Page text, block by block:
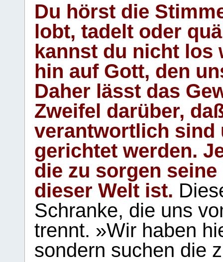
Du hörst die
lobt, tadelt oder
kannst du nicht los
hin auf Gott, den
Daher lässt das
Zweifel darüber,
verantwortlich sind
gerichtet werden.
die zu sorgen
dieser Welt ist.
Schranke, die uns
trennt. »Wir haben
sondern suchen die